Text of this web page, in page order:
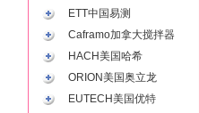
ETT中国易测
Caframo加拿大搅拌器
HACH美国哈希
ORION美国奥立龙
EUTECH美国优特